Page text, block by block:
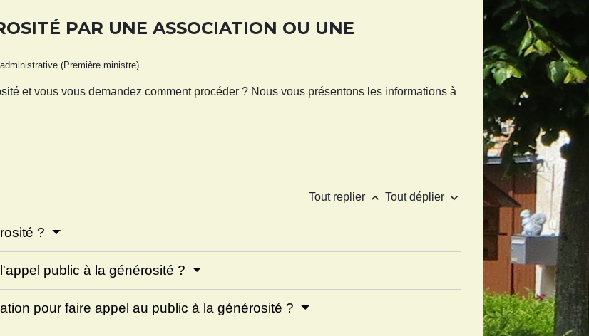
PAR UNE ASSOCIATION OU UNE
(Première ministre)
et vous vous demandez comment procéder ? Nous vous présentons les informations à
Tout replier keyboard_arrow_up Tout déplier keyboard_arrow_down
?
public à la générosité ?
pour faire appel au public à la générosité ?